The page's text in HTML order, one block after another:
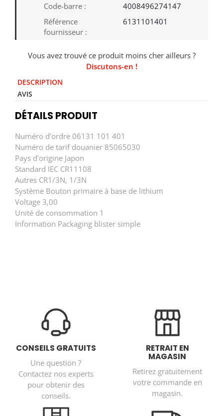
Code-barre :
4008496274147
Référence
fournisseur :
6131101401
Vous avez trouvé ce produit moins cher ailleurs ?
Discutons-en !
DESCRIPTION
AVIS
DÉTAILS PRODUIT
Numéro d'ordre 06131 101 401
Numéro de tarif douanier 85065030
Pays d'origine Japon
Standard IEC CR11108
Autres CR1/3N, 1/3N
Système Bouton primaire à base de lithium
Voltage 3,00
Unité de consommation 1
Information Packaging blister simple
CONSEILS GRATUITS
Une question ?
Contactez nos experts
pour obtenir des
conseils.
RETRAIT EN
MAGASIN
Retirez gratuitement
votre commande en
magasin.